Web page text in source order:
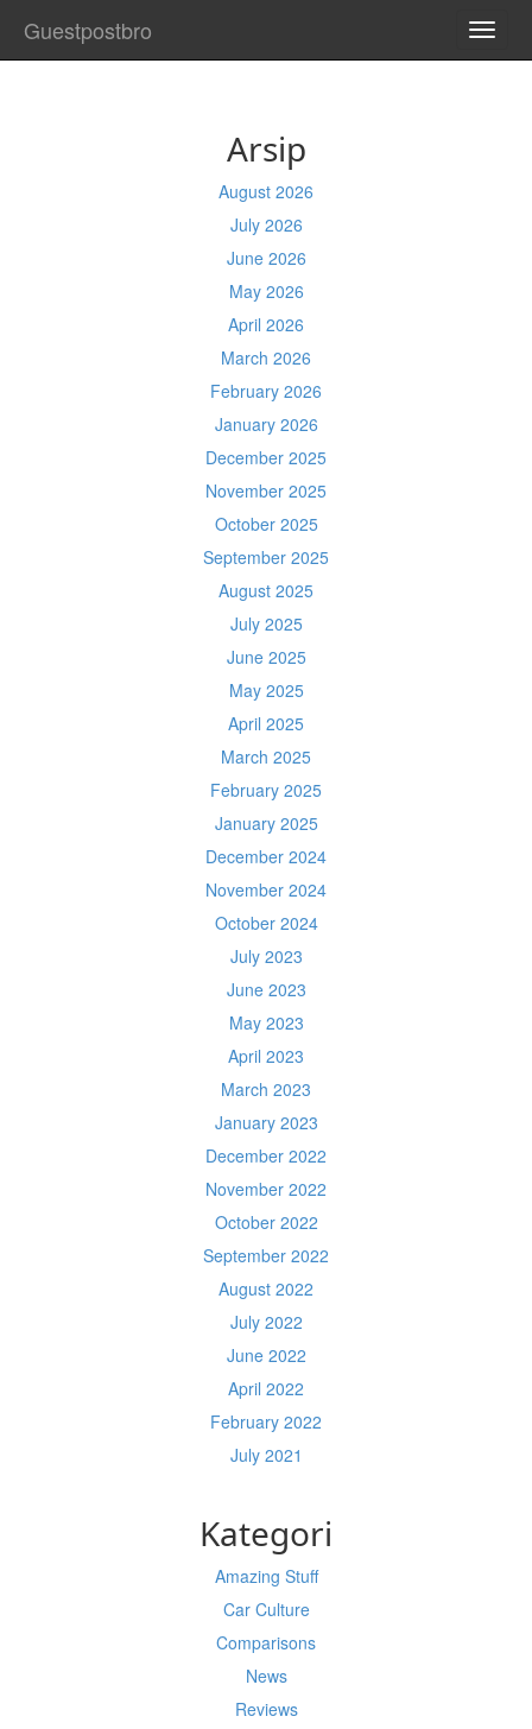
Guestpostbro
Arsip
August 2026
July 2026
June 2026
May 2026
April 2026
March 2026
February 2026
January 2026
December 2025
November 2025
October 2025
September 2025
August 2025
July 2025
June 2025
May 2025
April 2025
March 2025
February 2025
January 2025
December 2024
November 2024
October 2024
July 2023
June 2023
May 2023
April 2023
March 2023
January 2023
December 2022
November 2022
October 2022
September 2022
August 2022
July 2022
June 2022
April 2022
February 2022
July 2021
Kategori
Amazing Stuff
Car Culture
Comparisons
News
Reviews